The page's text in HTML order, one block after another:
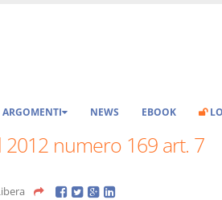
ARGOMENTI NEWS EBOOK
numero 169 art. 7